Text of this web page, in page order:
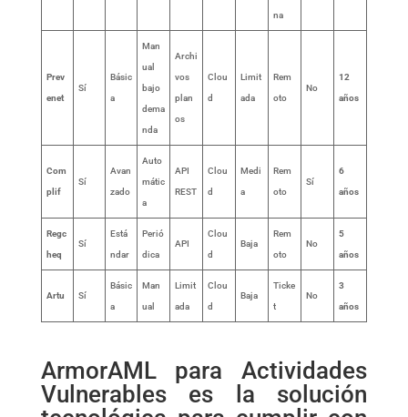
na
Prev
enet
Sí
Básic
a
Man
ual
bajo
dema
nda
Archi
vos
plan
os
Clou
d
Limit
ada
Rem
oto
No
12
años
Com
plif
Sí
Avan
zado
Auto
mátic
a
API
REST
Clou
d
Medi
a
Rem
oto
Sí
6
años
Regc
heq
Sí
Está
ndar
Perió
dica
API
Clou
d
Baja
Rem
oto
No
5
años
Artu Sí
Básic
a
Man
ual
Limit
ada
Clou
d
Baja
Ticke
t
No
3
años
ArmorAML para Actividades
Vulnerables es la solución